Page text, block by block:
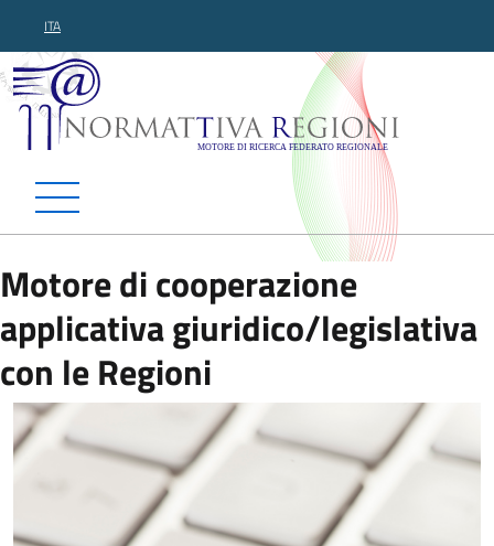
ITA
Normattiva Regioni -
Motore di cooperazione
applicativa giuridico/legislativa
con le Regioni